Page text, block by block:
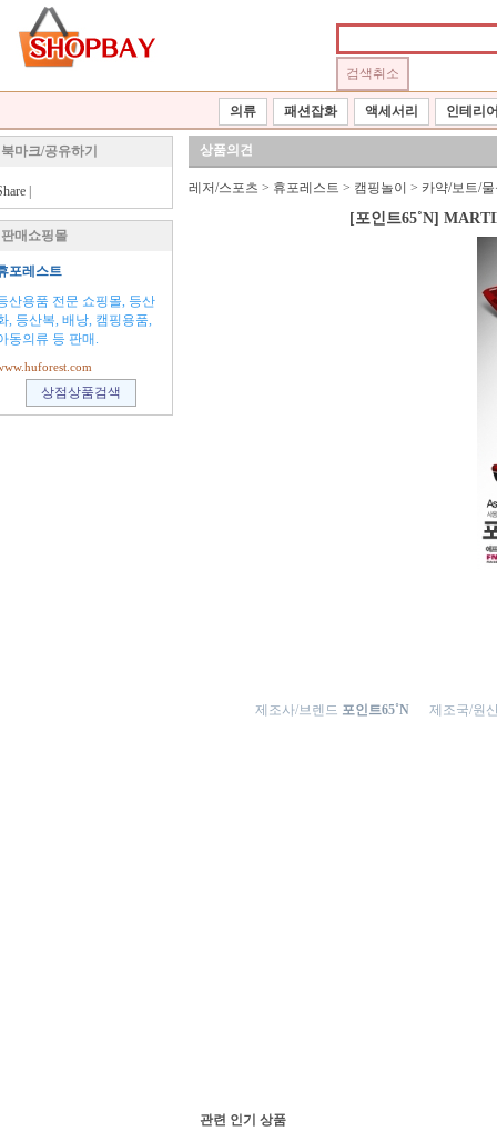
의류 패션잡화 액세서리 인테리
북마크/공유하기
판매쇼핑몰
포레스트
산용품 전문 쇼핑몰, 등산
, 등산복, 배낭, 캠핑용품,
동의류 등 판매.
상품의견
레저/스포츠 > 휴포레스트 > 캠핑놀이 > 카약/보트/
[포인트65˚N]
제조사/브렌드 포인트65˚N 제조국/원
관련 인기 상품